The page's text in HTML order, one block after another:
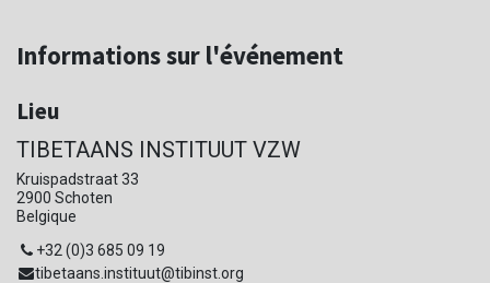
Informations sur l'événement
Lieu
TIBETAANS INSTITUUT VZW
Kruispadstraat 33
2900 Schoten
Belgique
+32 (0)3 685 09 19
tibetaans.instituut@tibinst.org